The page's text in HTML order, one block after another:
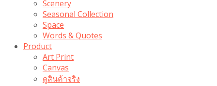
Scenery
Seasonal Collection
Space
Words & Quotes
Product
Art Print
Canvas
ดูสินค้าจริง